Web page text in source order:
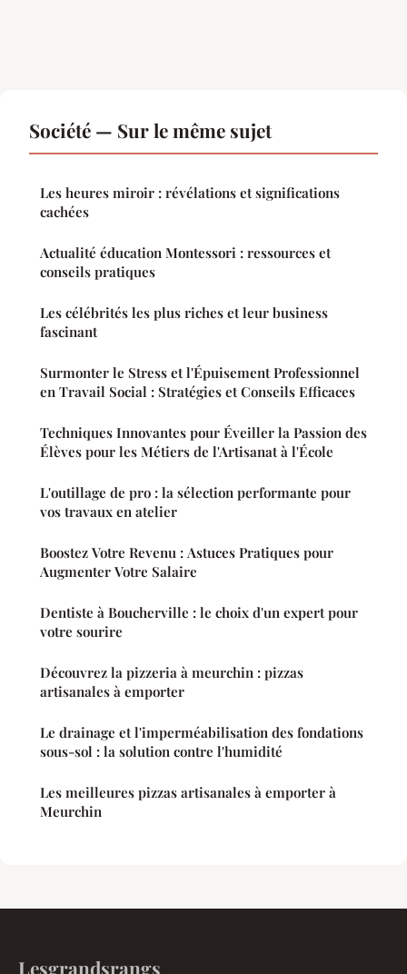
Société — Sur le même sujet
Les heures miroir : révélations et significations
cachées
Actualité éducation Montessori : ressources et
conseils pratiques
Les célébrités les plus riches et leur business
fascinant
Surmonter le Stress et l'Épuisement Professionnel
en Travail Social : Stratégies et Conseils Efficaces
Techniques Innovantes pour Éveiller la Passion des
Élèves pour les Métiers de l'Artisanat à l'École
L'outillage de pro : la sélection performante pour
vos travaux en atelier
Boostez Votre Revenu : Astuces Pratiques pour
Augmenter Votre Salaire
Dentiste à Boucherville : le choix d'un expert pour
votre sourire
Découvrez la pizzeria à meurchin : pizzas
artisanales à emporter
Le drainage et l'imperméabilisation des fondations
sous-sol : la solution contre l'humidité
Les meilleures pizzas artisanales à emporter à
Meurchin
Lesgrandsrangs